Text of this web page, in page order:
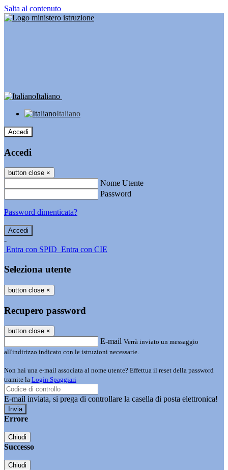
Salta al contenuto
Italiano
Italiano
Accedi
Accedi
button close ×
Nome Utente
Password
Password dimenticata?
-
Entra con SPID Entra con CIE
Seleziona utente
button close ×
Recupero password
button close ×
E-mail Verrà inviato un messaggio
all'indirizzo indicato con le istruzioni necessarie.
Non hai una e-mail associata al nome utente? Effettua il reset della password
tramite la Login Spaggiari
E-mail inviata, si prega di controllare la casella di posta elettronica!
Errore
Chiudi
Successo
Chiudi